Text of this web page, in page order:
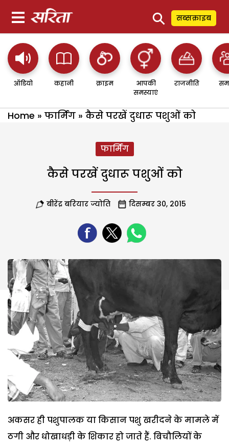
⚲ सब्सक्राइब
ऑडियो कहानी क्राइम
आपकी
समस्याएं
राजनीति
Home » फार्मिंग » कैसे परखें दुधारू पशुओं को
फार्मिंग
कैसे परखें दुधारू पशुओं को
बीरेंद्र बरियार ज्योति दिसम्बर 30, 2015
अकसर ही पशुपालक या किसान पशु खरीदने के मामले में
ठगी और धोखाधड़ी के शिकार हो जाते हैं. बिचौलियों के